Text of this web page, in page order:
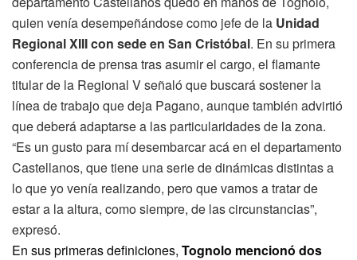
quien venía desempeñándose como jefe de la Unidad
Regional XIII con sede en San Cristóbal. En su primera
conferencia de prensa tras asumir el cargo, el flamante
titular de la Regional V señaló que buscará sostener la
línea de trabajo que deja Pagano, aunque también advirtió
que deberá adaptarse a las particularidades de la zona.
“Es un gusto para mí desembarcar acá en el departamento
Castellanos, que tiene una serie de dinámicas distintas a
lo que yo venía realizando, pero que vamos a tratar de
estar a la altura, como siempre, de las circunstancias”,
expresó.
En sus primeras definiciones, Tognolo mencionó dos